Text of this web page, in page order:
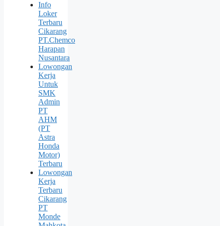
Info
Loker
Terbaru
Cikarang
PT.Chemco
Harapan
Nusantara
Lowongan
Kerja
Untuk
SMK
Admin
PT
AHM
(PT
Astra
Honda
Motor)
Terbaru
Lowongan
Kerja
Terbaru
Cikarang
PT
Monde